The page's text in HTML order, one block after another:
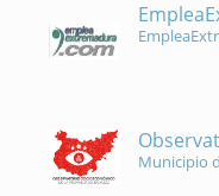
Municipio